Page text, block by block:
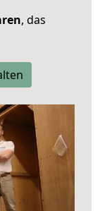
, das